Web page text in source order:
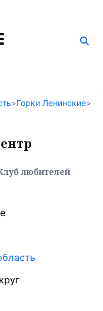
>Горки Ленинские>
любителей